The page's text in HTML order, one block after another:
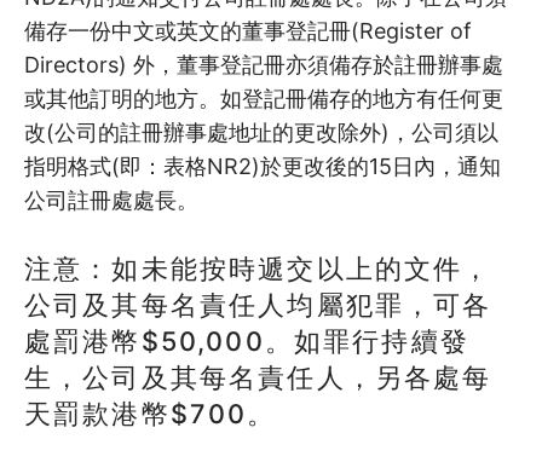
備存一份中文或英文的董事登記冊(Register of
Directors) 外，董事登記冊亦須備存於註冊辦事處
或其他訂明的地方。如登記冊備存的地方有任何更
改(公司的註冊辦事處地址的更改除外)，公司須以
指明格式(即：表格NR2)於更改後的15日內，通知
公司註冊處處長。
注意：如未能按時遞交以上的文件，
公司及其每名責任人均屬犯罪，可各
處罰港幣$50,000。如罪行持續發
生，公司及其每名責任人，另各處每
天罰款港幣$700。
4 財務管理篇
4.1 組織財務管理錦囊：基礎概念篇
4.2 組織財務管理錦囊：唔識會計…
4.3 自助組織理財警號的五個特徵
4.4 組織不可不知的財務管理夥伴
4.5 自助組織的司庫/財政有哪些工…
4.6 自助組織註冊實務: 有限公司…
4.7 註冊社團的簡單財務要求